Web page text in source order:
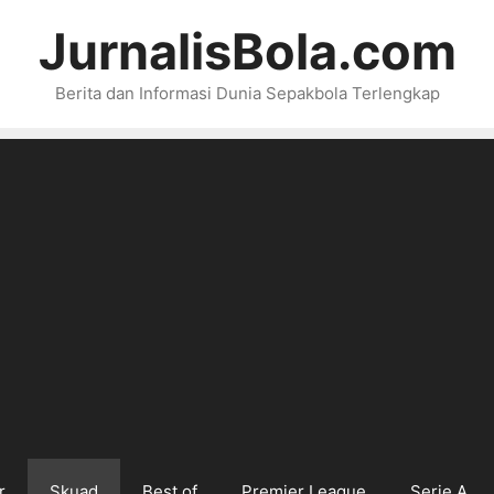
JurnalisBola.com
Berita dan Informasi Dunia Sepakbola Terlengkap